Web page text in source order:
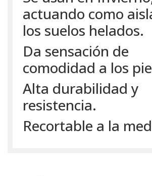
actuando como
los suelos helados.
Da sensación de
comodidad a los
Alta durabilidad y
resistencia.
Recortable a la